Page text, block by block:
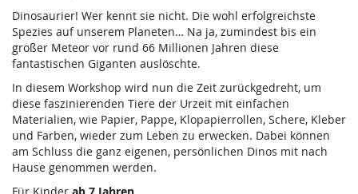
Dinosaurier! Wer kennt sie nicht. Die wohl erfolgreichste
Spezies auf unserem Planeten… Na ja, zumindest bis ein
großer Meteor vor rund 66 Millionen Jahren diese
fantastischen Giganten auslöschte.
In diesem Workshop wird nun die Zeit zurückgedreht, um
diese faszinierenden Tiere der Urzeit mit einfachen
Materialien, wie Papier, Pappe, Klopapierrollen, Schere, Kleber
und Farben, wieder zum Leben zu erwecken. Dabei können
am Schluss die ganz eigenen, persönlichen Dinos mit nach
Hause genommen werden.